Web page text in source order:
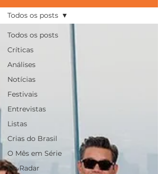
Todos os posts
Críticas
Análises
Notícias
Festivais
Entrevistas
Listas
Crias do Brasil
O Mês em Série
No Radar
Todos os posts